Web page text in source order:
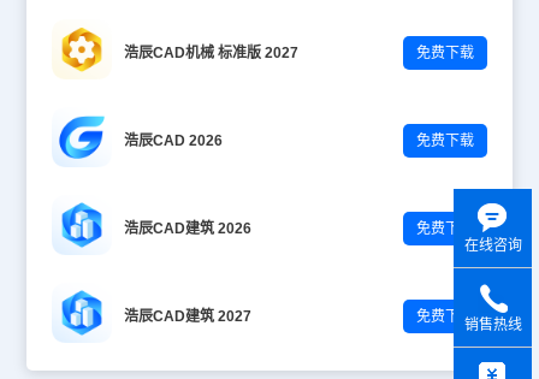
浩辰CAD机械 标准版 2027 免费下载
浩辰CAD 2026 免费下载
浩辰CAD建筑 2026 免费下载
浩辰CAD建筑 2027 免费下载
在线咨询
销售热线